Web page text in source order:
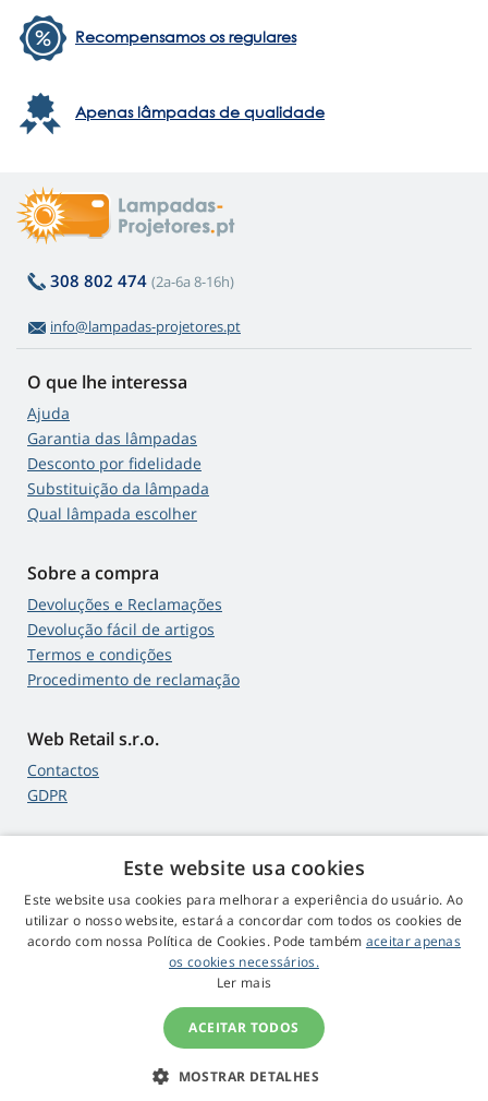
Recompensamos os regulares
Apenas lâmpadas de qualidade
308 802 474 (2a-6a 8-16h)
info@lampadas-projetores.pt
O que lhe interessa
Ajuda
Garantia das lâmpadas
Desconto por fidelidade
Substituição da lâmpada
Qual lâmpada escolher
Sobre a compra
Devoluções e Reclamações
Devolução fácil de artigos
Termos e condições
Procedimento de reclamação
Web Retail s.r.o.
Contactos
GDPR
4,9estrelas
545 comentários Google
© 2009 - 2026 Lampadas-Projetores.pt
Este website usa cookies
Este website usa cookies para melhorar a experiência do usuário. Ao
utilizar o nosso website, estará a concordar com todos os cookies de
acordo com nossa Política de Cookies. Pode também aceitar apenas
os cookies necessários.
Ler mais
ACEITAR TODOS
MOSTRAR DETALHES